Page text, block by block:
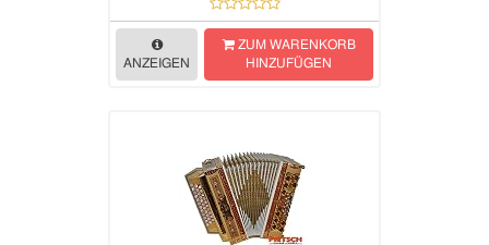
ANZEIGEN
ZUM WARENKORB
HINZUFÜGEN